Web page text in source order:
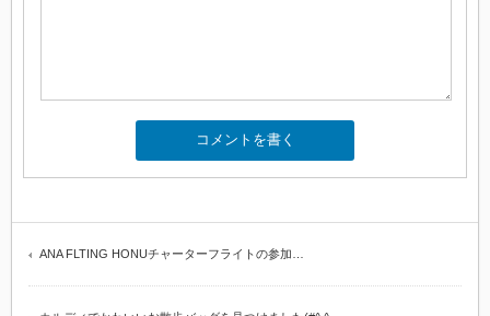
ANA FLTING HONUチャーターフライトの参加…